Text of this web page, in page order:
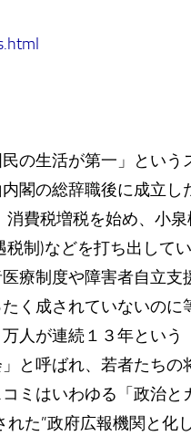
の生活が第一」という
閣の総辞職後に成立し
費税増税を始め、小
制)などを打ち出して
療制度や障害者自立支
く成されていないのに
人が連続１３年という
と呼ばれ、若者たちの
ミはいわゆる「政治と
れた”政府広報機関と化